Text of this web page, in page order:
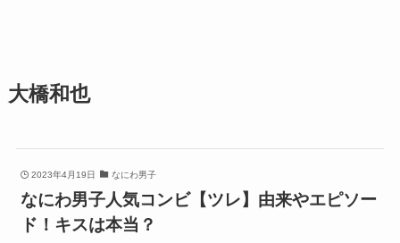
大橋和也
2023年4月19日 なにわ男子
なにわ男子人気コンビ【ツレ】由来やエピソー
ド！キスは本当？